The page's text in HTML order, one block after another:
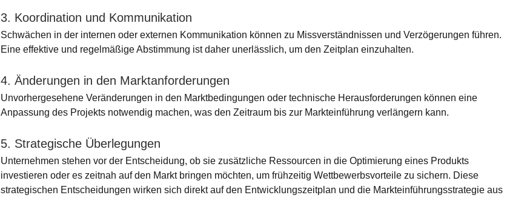
3. Koordination und Kommunikation
Schwächen in der internen oder externen Kommunikation können zu Missverständnissen und Verzögerungen führen.
Eine effektive und regelmäßige Abstimmung ist daher unerlässlich, um den Zeitplan einzuhalten.
4. Änderungen in den Marktanforderungen
Unvorhergesehene Veränderungen in den Marktbedingungen oder technische Herausforderungen können eine
Anpassung des Projekts notwendig machen, was den Zeitraum bis zur Markteinführung verlängern kann.
5. Strategische Überlegungen
Unternehmen stehen vor der Entscheidung, ob sie zusätzliche Ressourcen in die Optimierung eines Produkts
investieren oder es zeitnah auf den Markt bringen möchten, um frühzeitig Wettbewerbsvorteile zu sichern. Diese
strategischen Entscheidungen wirken sich direkt auf den Entwicklungszeitplan und die Markteinführungsstrategie aus